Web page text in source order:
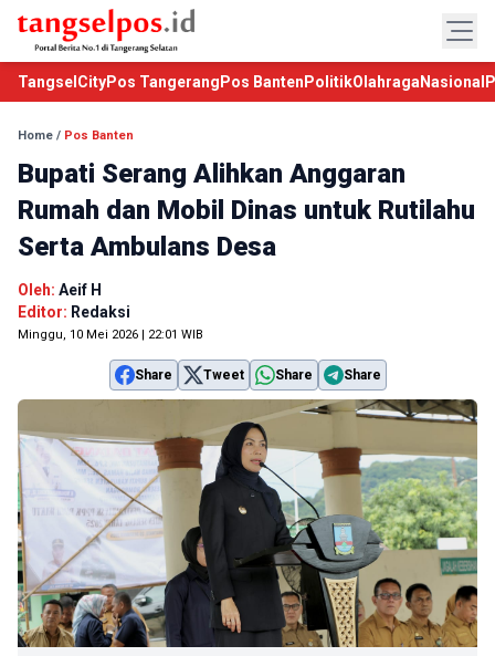
TangselCityPos Tangerang Pos Banten PolitikOlahraga Nasional
Home / Pos Banten
Bupati Serang Alihkan Anggaran
Rumah dan Mobil Dinas untuk Rutilahu
Serta Ambulans Desa
Oleh: Aeif H
Editor: Redaksi
Minggu, 10 Mei 2026 | 22:01 WIB
Share Tweet Share Share